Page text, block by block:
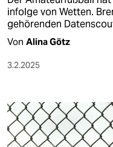
infolge von Wetten.
gehörenden
Von Alina Götz
3.2.2025